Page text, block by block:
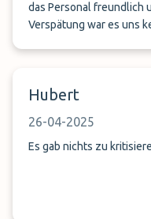
das Personal freundlich
Verspätung war es uns
Hubert
26-04-2025
Es gab nichts zu